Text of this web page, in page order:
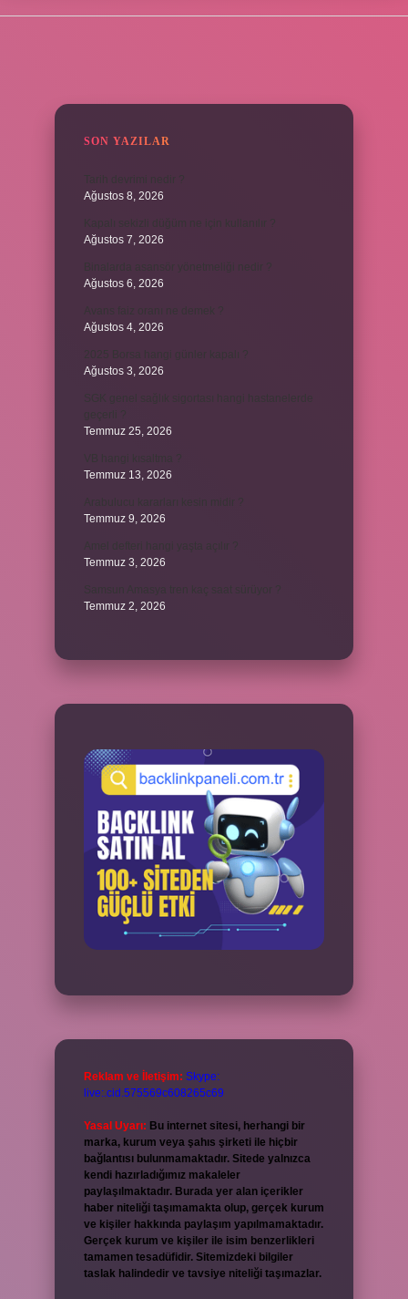
SON YAZILAR
Ağustos 8, 2026
Kapalı sekizli düğüm ne için kullanılır ?
Ağustos 7, 2026
Ağustos 6, 2026
Ağustos 4, 2026
2025 Borsa hangi günler kapalı ?
Ağustos 3, 2026
Temmuz 25, 2026
Temmuz 13, 2026
Temmuz 9, 2026
Temmuz 3, 2026
Temmuz 2, 2026
Reklam ve İletişim: Skype:
live:.cid.575569c608265c69
Yasal Uyarı: Bu internet sitesi, herhangi bir
marka, kurum veya şahıs şirketi ile hiçbir
bağlantısı bulunmamaktadır. Sitede yalnızca
kendi hazırladığımız makaleler
paylaşılmaktadır. Burada yer alan içerikler
haber niteliği taşımamakta olup, gerçek kurum
ve kişiler hakkında paylaşım yapılmamaktadır.
Gerçek kurum ve kişiler ile isim benzerlikleri
tamamen tesadüfidir. Sitemizdeki bilgiler
taslak halindedir ve tavsiye niteliği taşımazlar.